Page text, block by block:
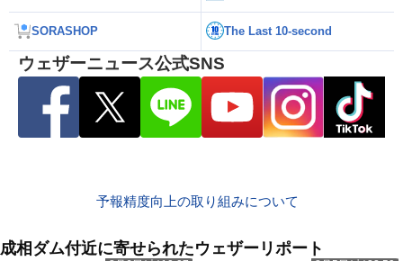
SORASHOP The Last 10-second
ウェザーニュース公式SNS
予報精度向上の取り組みについて
成相ダム付近に寄せられたウェザーリポート